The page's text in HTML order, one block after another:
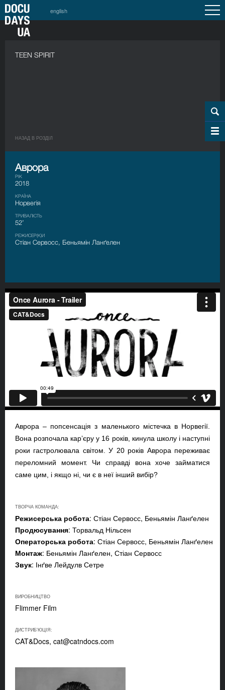
english
TEEN SPIRIT
НАЗАД В РОЗДIЛ
Аврора
РІК
2018
КРАЇНА
Норвегія
ТРИВАЛІСТЬ
52’
РЕЖИСЕР(К)И
Стіан Сервосс, Беньямін Ланґелен
Аврора – попсенсація з маленького містечка в Норвегії.
Вона розпочала кар’єру у 16 років, кинула школу і наступні
роки гастролювала світом. У 20 років Аврора переживає
переломний момент. Чи справді вона хоче займатися
саме цим, і якщо ні, чи є в неї інший вибір?
ТВОРЧА КОМАНДА:
Режисерська робота: Стіан Сервосс, Беньямін Ланґелен
Продюсування: Торвальд Нільсен
Операторська робота: Стіан Сервосс, Беньямін Ланґелен
Монтаж: Беньямін Ланґелен, Стіан Сервосс
Звук: Інґве Лейдулв Сетре
ВИРОБНИЦТВО
Flimmer Film
ДИСТРИБ'ЮЦІЯ:
CAT&Docs, cat@catndocs.com